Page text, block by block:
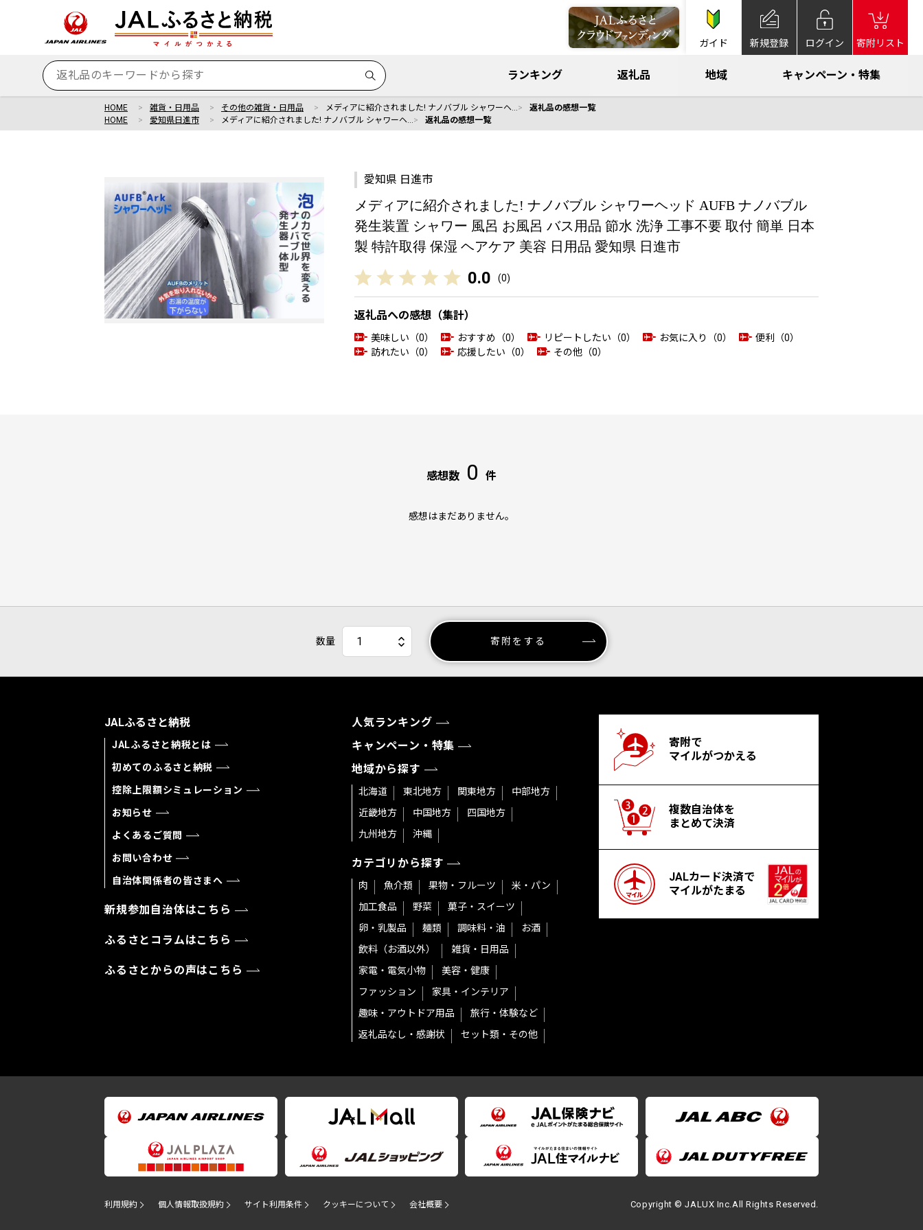
ガイド 新規登録 ログイン 寄附リスト
ランキング 返礼品 地域 キャンペーン・特集
HOME 雑貨・日用品 その他の雑貨・日用品 メディアに紹介されました! ナノバブル シャワーヘ…
返礼品の感想一覧
HOME
愛知県日進市 メディアに紹介されました! ナノバブル シャワーヘ… 返礼品の感想一覧
愛知県 日進市
メディアに紹介されました! ナノバブル シャワーヘッド AUFB ナノバブル
発生装置 シャワー 風呂 お風呂 バス用品 節水 洗浄 工事不要 取付 簡単 日本
製 特許取得 保湿 ヘアケア 美容 日用品 愛知県 日進市
0.0 (0)
返礼品への感想（集計）
美味しい（0） おすすめ（0） リピートしたい（0） お気に入り（0）
便利（0）
訪れたい（0）
応援したい（0） その他（0）
感想数 0 件
感想はまだありません。
数量 寄附をする
JALふるさと納税
JALふるさと納税とは
初めてのふるさと納税
控除上限額シミュレーション
お知らせ
よくあるご質問
お問い合わせ
自治体関係者の皆さまへ
新規参加自治体はこちら
ふるさとコラムはこちら
ふるさとからの声はこちら
人気ランキング
キャンペーン・特集
地域から探す
北海道 東北地方 関東地方
中部地方
近畿地方
中国地方
四国地方
九州地方
沖縄
カテゴリから探す
肉 魚介類 果物・フルーツ
米・パン
加工食品
野菜
菓子・スイーツ
卵・乳製品
麺類 調味料・油
お酒
飲料（お酒以外）
雑貨・日用品
家電・電気小物
美容・健康
ファッション
家具・インテリア
趣味・アウトドア用品
旅行・体験など
返礼品なし・感謝状
セット類・その他
寄附で
マイルがつかえる
複数自治体を
まとめて決済
JALカード決済で
マイルがたまる
利用規約 個人情報取扱規約 サイト利用条件 クッキーについて 会社概要 Copyright © JALUX Inc.All Rights Reserved.